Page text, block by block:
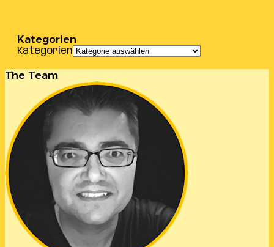
Kategorien
Kategorien
The Team